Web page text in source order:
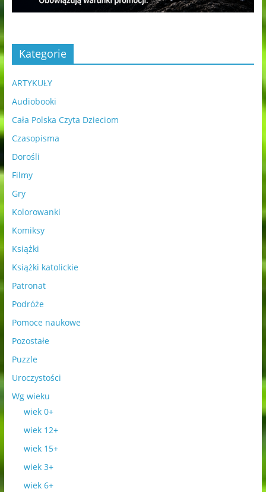
Kategorie
ARTYKUŁY
Audiobooki
Cała Polska Czyta Dzieciom
Czasopisma
Dorośli
Filmy
Gry
Kolorowanki
Komiksy
Książki
Książki katolickie
Patronat
Podróże
Pomoce naukowe
Pozostałe
Puzzle
Uroczystości
Wg wieku
wiek 0+
wiek 12+
wiek 15+
wiek 3+
wiek 6+